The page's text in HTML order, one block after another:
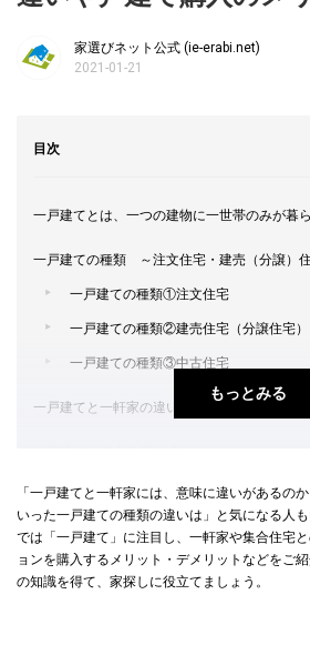
家選びネット公式 (ie-erabi.net)
2021-01-21
目次
もっとみる
一戸建てとは、一つの建物に一世帯のみが暮
一戸建ての種類 ～注文住宅・建売（分譲）
一戸建ての種類①注文住宅
一戸建ての種類②建売住宅（分譲住宅
一戸建ての種類③中古住宅
一戸建てと一軒家の違い
一戸建てを購入するメリット・デメリット
一戸建て購入のメリット
一戸建て購入のデメリット
「一戸建てと一軒家には、意味に違いがあるの
いった一戸建ての種類の違いは」と気になる人
では「一戸建て」に注目し、一軒家や集合住宅
ョンを購入するメリット・デメリットなどをご
の知識を得て、家探しに役立てましょう。